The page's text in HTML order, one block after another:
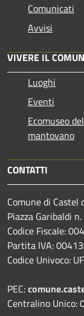
Comunicati
Avvisi
VIVERE IL
Luoghi
Eventi
Ecomuseo
mantovano
CONTATTI
Comune di Castel
Piazza Garibaldi
Codice Fiscale:
Partita IVA:
Codice Univoco:
PEC:
Centralino